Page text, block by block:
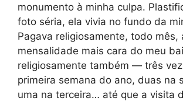
monumento à minha culpa.
foto séria, ela vivia no fundo da
Pagava religiosamente, todo mês,
mensalidade mais cara do meu
religiosamente também — três
primeira semana do ano, duas na
uma na terceira… até que a visita